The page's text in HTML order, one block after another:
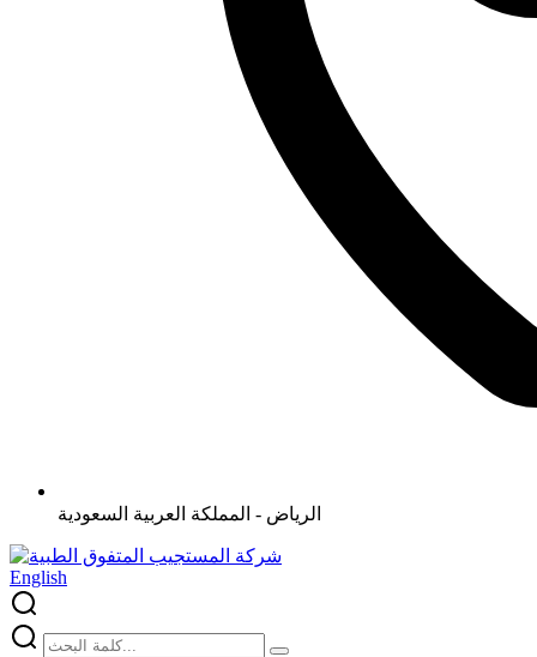
الرياض - المملكة العربية السعودية
English